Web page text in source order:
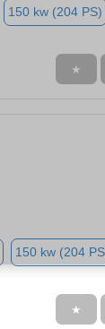
150 kw (204 PS)
★
150 kw (204
★